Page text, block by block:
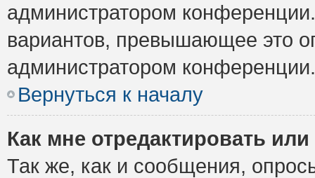
администратором
вариантов, превышающее это
администратором конференции.
Вернуться к началу
Как мне отредактировать
Так же, как и сообщения,